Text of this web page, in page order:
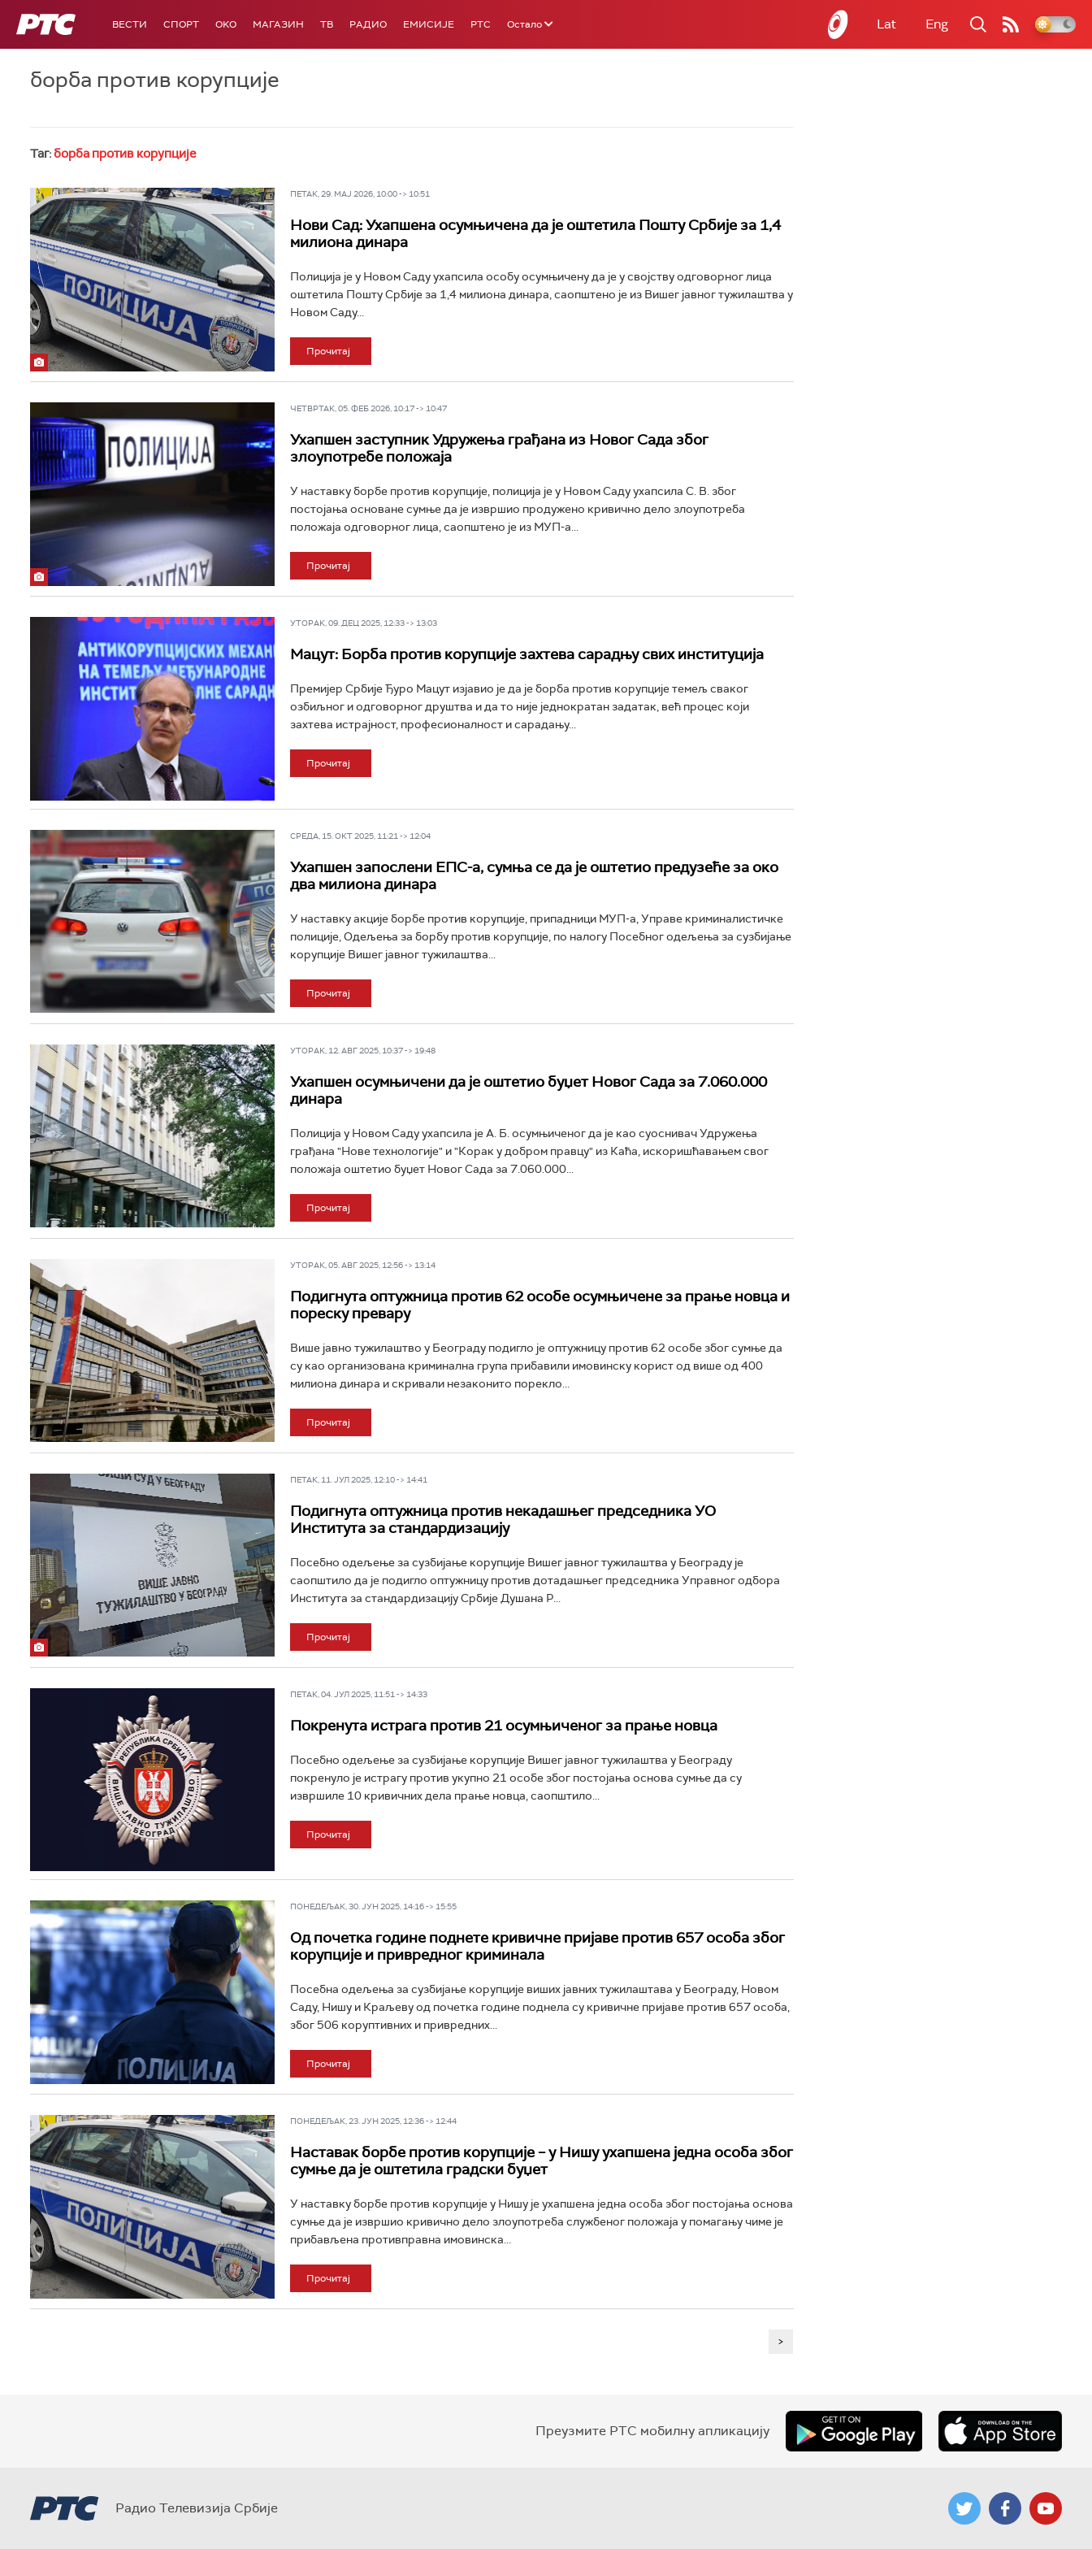
РТС ВЕСТИ СПОРТ OKO МАГАЗИН ТВ РАДИО ЕМИСИЈЕ РТС Остало Lat Eng
борба против корупције
Таг:борба против корупције
ПЕТАК, 29. МАЈ 2026, 10:00 -> 10:51
Нови Сад: Ухапшена осумњичена да је оштетила Пошту Србије за 1,4
милиона динара
Полиција је у Новом Саду ухапсила особу осумњичену да је у својству одговорног лица
оштетила Пошту Србије за 1,4 милиона динара, саопштено је из Вишег јавног тужилаштва у
Новом Саду...
Прочитај
ЧЕТВРТАК, 05. ФЕБ 2026, 10:17 -> 10:47
Ухапшен заступник Удружења грађана из Новог Сада због
злоупотребе положаја
У наставку борбе против корупције, полиција је у Новом Саду ухапсила С. В. због
постојања основане сумње да је извршио продужено кривично дело злоупотреба
положаја одговорног лица, саопштено је из МУП-а...
Прочитај
УТОРАК, 09. ДЕЦ 2025, 12:33 -> 13:03
Мацут: Борба против корупције захтева сарадњу свих институција
Премијер Србије Ђуро Мацут изјавио је да је борба против корупције темељ сваког
озбиљног и одговорног друштва и да то није једнократан задатак, већ процес који
захтева истрајност, професионалност и сарадању...
Прочитај
СРЕДА, 15. ОКТ 2025, 11:21 -> 12:04
Ухапшен запослени ЕПС-а, сумња се да је оштетио предузеће за око
два милиона динара
У наставку акције борбе против корупције, припадници МУП-а, Управе криминалистичке
полиције, Одељења за борбу против корупције, по налогу Посебног одељења за сузбијање
корупције Вишег јавног тужилаштва...
Прочитај
УТОРАК, 12. АВГ 2025, 10:37 -> 19:48
Ухапшен осумњичени да је оштетио буџет Новог Сада за 7.060.000
динара
Полиција у Новом Саду ухапсила је А. Б. осумњиченог да је као суоснивач Удружења
грађана "Нове технологије" и "Корак у добром правцу" из Каћа, искоришћавањем свог
положаја оштетио буџет Новог Сада за 7.060.000...
Прочитај
УТОРАК, 05. АВГ 2025, 12:56 -> 13:14
Подигнута оптужница против 62 особе осумњичене за прање новца и
пореску превару
Више јавно тужилаштво у Београду подигло је оптужницу против 62 особе због сумње да
су као организована криминална група прибавили имовинску корист од више од 400
милиона динара и скривали незаконито порекло...
Прочитај
ПЕТАК, 11. ЈУЛ 2025, 12:10 -> 14:41
Подигнута оптужница против некадашњег председника УО
Института за стандардизацију
Посебно одељење за сузбијање корупције Вишег јавног тужилаштва у Београду је
саопштило да је подигло оптужницу против дотадашњег председника Управног одбора
Института за стандардизацију Србије Душана Р...
Прочитај
ПЕТАК, 04. ЈУЛ 2025, 11:51 -> 14:33
Покренута истрага против 21 осумњиченог за прање новца
Посебно одељење за сузбијање корупције Вишег јавног тужилаштва у Београду
покренуло је истрагу против укупно 21 особе због постојања основа сумње да су
извршиле 10 кривичних дела прање новца, саопштило...
Прочитај
ПОНЕДЕЉАК, 30. ЈУН 2025, 14:16 -> 15:55
Од почетка године поднете кривичне пријаве против 657 особа због
корупције и привредног криминала
Посебна одељења за сузбијање корупције виших јавних тужилаштава у Београду, Новом
Саду, Нишу и Краљеву од почетка године поднела су кривичне пријаве против 657 особа,
због 506 коруптивних и привредних...
Прочитај
ПОНЕДЕЉАК, 23. ЈУН 2025, 12:36 -> 12:44
Наставак борбе против корупције – у Нишу ухапшена једна особа због
сумње да је оштетила градски буџет
У наставку борбе против корупције у Нишу је ухапшена једна особа због постојања основа
сумње да је извршио кривично дело злоупотреба службеног положаја у помагању чиме је
прибављена противправна имовинска...
Прочитај
>
Преузмите РТС мобилну апликацију
Радио Телевизија Србије